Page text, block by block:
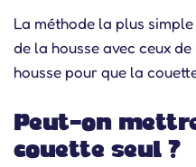
La méthode la plus
de la housse avec ceux
housse pour que la
Peut-on
couette seul ?